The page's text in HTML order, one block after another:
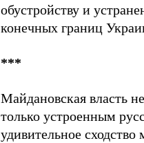
обустройству и
конечных границ
***
Майдановская власть
только устроенным
удивительное сходство